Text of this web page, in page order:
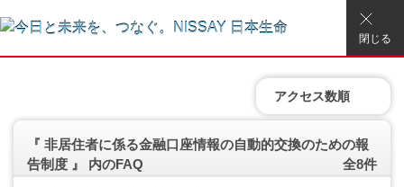
閉じる
アクセス数順
『 非居住者に係る金融口座情報の自動的交換のための報
告制度 』 内のFAQ
全8件